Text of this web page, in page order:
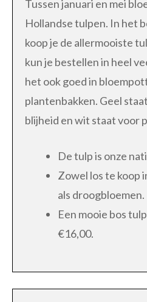
Tussen januari en mei
Hollandse tulpen. In het
koop je de allermooiste
kun je bestellen in heel
het ook goed in
plantenbakken. Geel
blijheid en wit staat voor
De tulp is onze
Zowel los te koop
als droogbloemen.
Een mooie bos
€16,00.